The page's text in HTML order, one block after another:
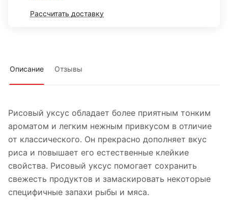
Рассчитать доставку
Описание Отзывы
Рисовый уксус обладает более приятным тонким
ароматом и легким нежным привкусом в отличие
от классического. Он прекрасно дополняет вкус
риса и повышает его естественные клейкие
свойства. Рисовый уксус помогает сохранить
свежесть продуктов и замаскировать некоторые
специфичные запахи рыбы и мяса.